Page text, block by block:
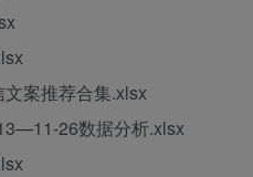
案推荐合集.xlsx
26数据分析.xlsx